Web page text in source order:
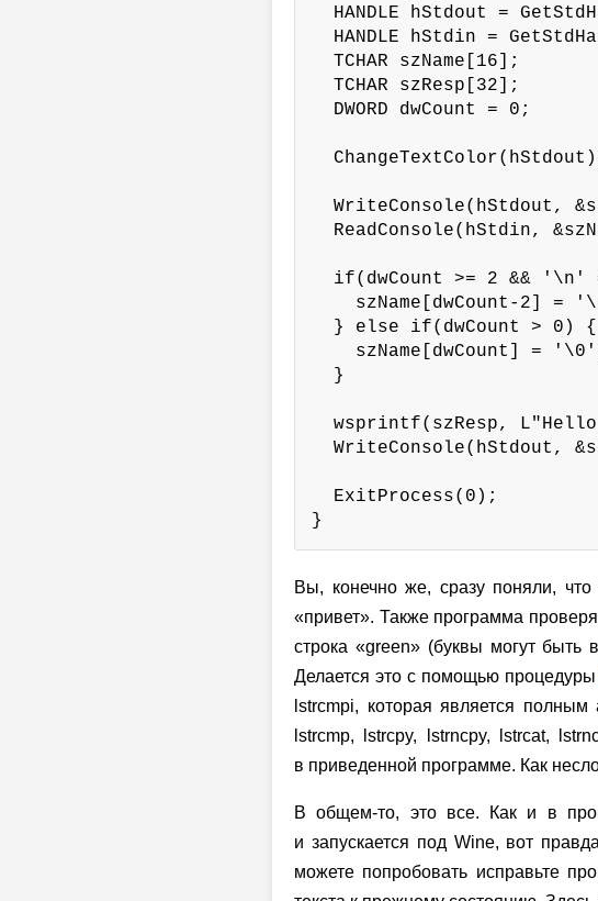
HANDLE hStdout =
HANDLE hStdin =
  TCHAR szName[16];
  TCHAR szResp[32];
  DWORD dwCount = 0;
WriteConsole(hStdout,
ReadConsole(hStdin,
if(dwCount >= 2 && '\n'
szName[dwCount-2] =
  } else if(dwCount > 0) {
szName[dwCount] =
  }
wsprintf(szResp,
WriteConsole(hStdout,
  ExitProcess(0);
}
Вы, конечно же, сразу поняли,
«привет». Также программа
строка «green» (буквы могут быть
Делается это с помощью процедуры
lstrcmpi, которая является
lstrcmp, lstrcpy, lstrncpy, lstrcat,
в приведенной программе. Как
В общем-то, это все. Как и в
и запускается под Wine, вот
можете попробовать исправьте